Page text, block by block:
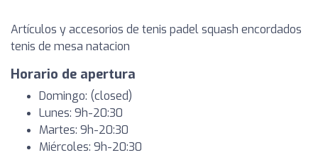
Artículos y accesorios de tenis padel squash encordados
tenis de mesa natacion
Horario de apertura
Domingo: (closed)
Lunes: 9h-20:30
Martes: 9h-20:30
Miércoles: 9h-20:30